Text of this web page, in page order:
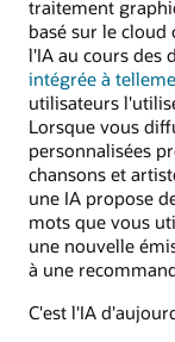
traitement
basé sur le
l'IA au cours des
intégrée à
utilisateurs
Lorsque vous
personnalisées
chansons et
une IA propose
mots que vous
une nouvelle
à une
C'est l'IA